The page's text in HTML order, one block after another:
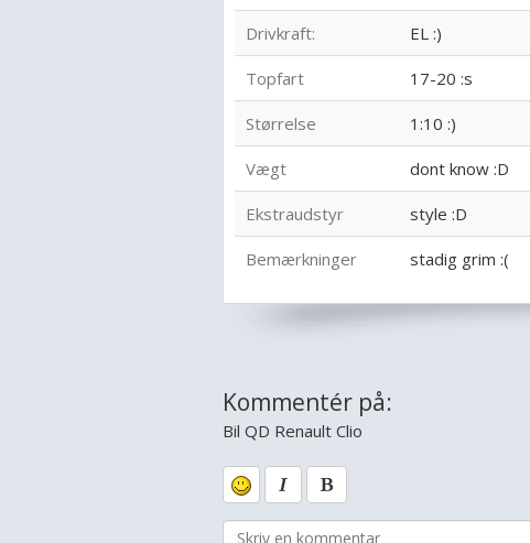
Drivkraft: EL :)
Topfart 17-20 :s
Størrelse 1:10 :)
Vægt dont know :D
Ekstraudstyr style :D
Bemærkninger stadig grim :(
Kommentér på:
Bil QD Renault Clio